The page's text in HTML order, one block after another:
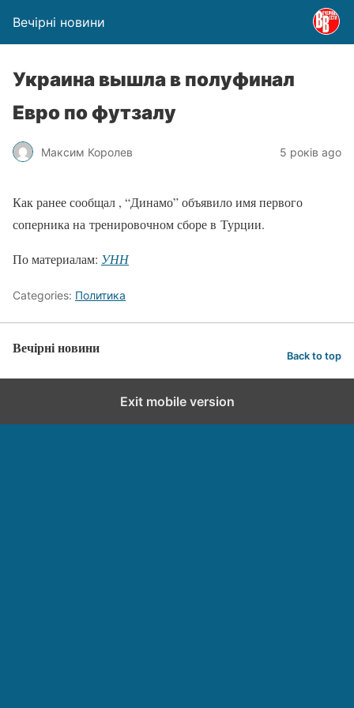
Вечірні новини
Украина вышла в полуфинал
Евро по футзалу
Максим Королев 5 років ago
Как ранее сообщал , “Динамо” объявило имя первого
соперника на тренировочном сборе в Турции.
По материалам: УНН
Categories: Политика
Вечірні новини Back to top
Exit mobile version